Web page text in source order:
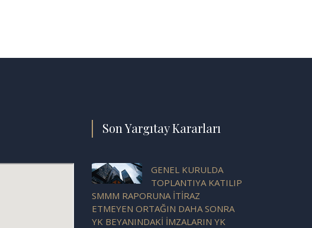
Son Yargıtay Kararları
GENEL KURULDA
TOPLANTIYA KATILIP
SMMM RAPORUNA İTİRAZ
ETMEYEN ORTAĞIN DAHA SONRA
YK BEYANINDAKİ İMZALARIN YK